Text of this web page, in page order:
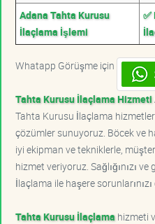
Adana Tahta Kurusu
İlaçlama İşlemi
Whatapp Görüşme için
Tahta Kurusu İlaçlama Hizmeti
Tahta Kurusu İlaçlama
çözümler sunuyoruz. Böcek ve
iyi ekipman ve tekniklerle,
hizmet veriyoruz. Sağlığınızı
İlaçlama ile haşere
Tahta Kurusu İlaçlama hizmeti